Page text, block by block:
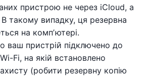
пристрою не через iCloud, а
такому випадку, ця резервна
на компʼютері.
ваш пристрій підключено до
Fi, на якій встановлено
(робити резервну копію